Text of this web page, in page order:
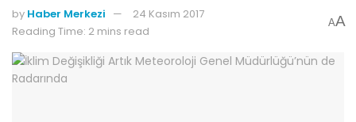
by Haber Merkezi
24 Kasım 2017
Reading Time: 2 mins read
AA